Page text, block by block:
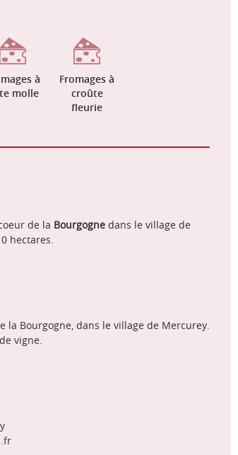
à
molle
Fromages à
croûte
fleurie
de la Bourgogne dans le village de
hectares.
Bourgogne, dans le village de Mercurey.
vigne.